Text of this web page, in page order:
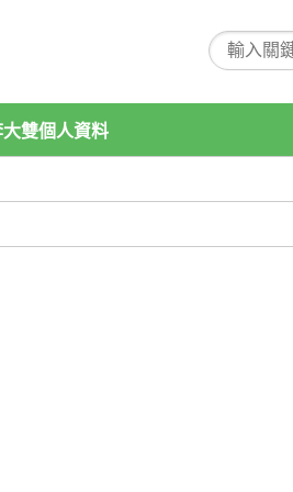
大雙個人資料